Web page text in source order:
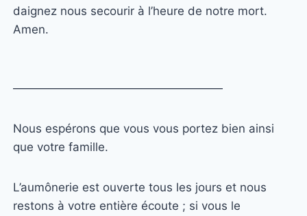
daignez nous secourir à l’heure de notre mort.
Amen.
——————————————————
Nous espérons que vous vous portez bien ainsi
que votre famille.
L’aumônerie est ouverte tous les jours et nous
restons à votre entière écoute ; si vous le